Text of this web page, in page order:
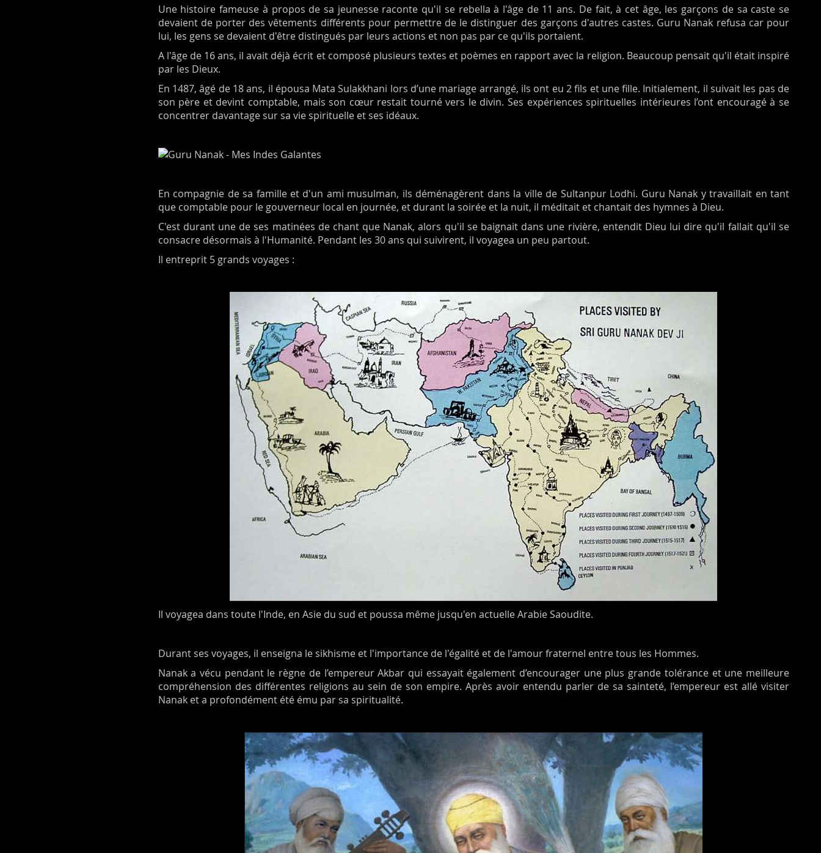
Une histoire fameuse à propos de sa jeunesse raconte qu'il se rebella à l'âge de 11 ans. De fait, à cet âge, les garçons de sa caste se
devaient de porter des vêtements différents pour permettre de le distinguer des garçons d'autres castes. Guru Nanak refusa car pour
lui, les gens se devaient d'être distingués par leurs actions et non pas par ce qu'ils portaient.
A l'âge de 16 ans, il avait déjà écrit et composé plusieurs textes et poèmes en rapport avec la religion. Beaucoup pensait qu'il était inspiré
par les Dieux.
En 1487, âgé de 18 ans, il épousa Mata Sulakkhani lors d’une mariage arrangé, ils ont eu 2 fils et une fille. Initialement, il suivait les pas de
son père et devint comptable, mais son cœur restait tourné vers le divin. Ses expériences spirituelles intérieures l’ont encouragé à se
concentrer davantage sur sa vie spirituelle et ses idéaux.
En compagnie de sa famille et d'un ami musulman, ils déménagèrent dans la ville de Sultanpur Lodhi. Guru Nanak y travaillait en tant
que comptable pour le gouverneur local en journée, et durant la soirée et la nuit, il méditait et chantait des hymnes à Dieu.
C'est durant une de ses matinées de chant que Nanak, alors qu'il se baignait dans une rivière, entendit Dieu lui dire qu'il fallait qu'il se
consacre désormais à l'Humanité. Pendant les 30 ans qui suivirent, il voyagea un peu partout.
Il entreprit 5 grands voyages :
Il voyagea dans toute l'Inde, en Asie du sud et poussa même jusqu'en actuelle Arabie Saoudite.
Durant ses voyages, il enseigna le sikhisme et l'importance de l'égalité et de l'amour fraternel entre tous les Hommes.
Nanak a vécu pendant le règne de l’empereur Akbar qui essayait également d’encourager une plus grande tolérance et une meilleure
compréhension des différentes religions au sein de son empire. Après avoir entendu parler de sa sainteté, l’empereur est allé visiter
Nanak et a profondément été ému par sa spiritualité.